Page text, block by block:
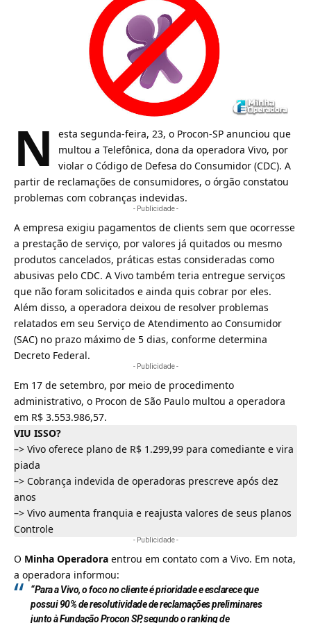
N
esta segunda-feira, 23, o Procon-SP anunciou que
multou a Telefônica, dona da operadora Vivo, por
violar o Código de Defesa do Consumidor (CDC). A
partir de reclamações de consumidores, o órgão constatou
problemas com cobranças indevidas.
- Publicidade -
A empresa exigiu pagamentos de clients sem que ocorresse
a prestação de serviço, por valores já quitados ou mesmo
produtos cancelados, práticas estas consideradas como
abusivas pelo CDC. A Vivo também teria entregue serviços
que não foram solicitados e ainda quis cobrar por eles.
Além disso, a operadora deixou de resolver problemas
relatados em seu Serviço de Atendimento ao Consumidor
(SAC) no prazo máximo de 5 dias, conforme determina
Decreto Federal.
- Publicidade -
Em 17 de setembro, por meio de procedimento
administrativo, o Procon de São Paulo multou a operadora
em R$ 3.553.986,57.
VIU ISSO?
–> Vivo oferece plano de R$ 1.299,99 para comediante e vira
piada
–> Cobrança indevida de operadoras prescreve após dez
anos
–> Vivo aumenta franquia e reajusta valores de seus planos
Controle
- Publicidade -
O Minha Operadora entrou em contato com a Vivo. Em nota,
a operadora informou:
“Para a Vivo, o foco no cliente é prioridade e esclarece que
possui 90% de resolutividade de reclamações preliminares
junto à Fundação Procon SP, segundo o ranking de